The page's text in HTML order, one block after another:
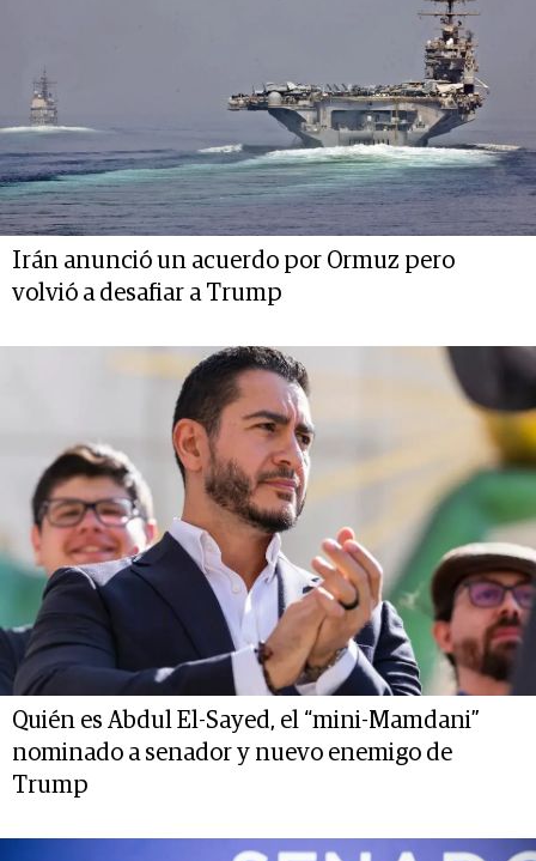
Irán anunció un acuerdo por Ormuz pero
volvió a desafiar a Trump
Quién es Abdul El-Sayed, el “mini-Mamdani”
nominado a senador y nuevo enemigo de
Trump